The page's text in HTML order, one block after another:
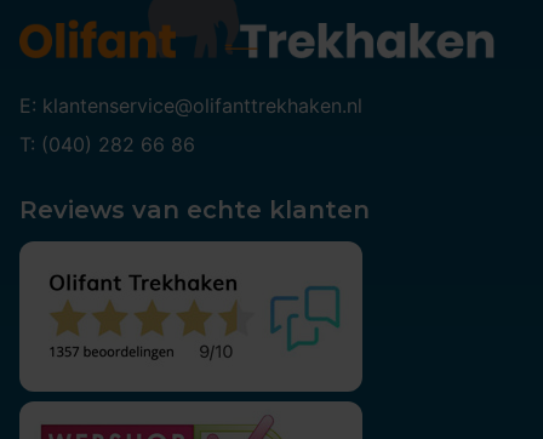
E: klantenservice@olifanttrekhaken.nl
T: (040) 282 66 86
Reviews van echte klanten